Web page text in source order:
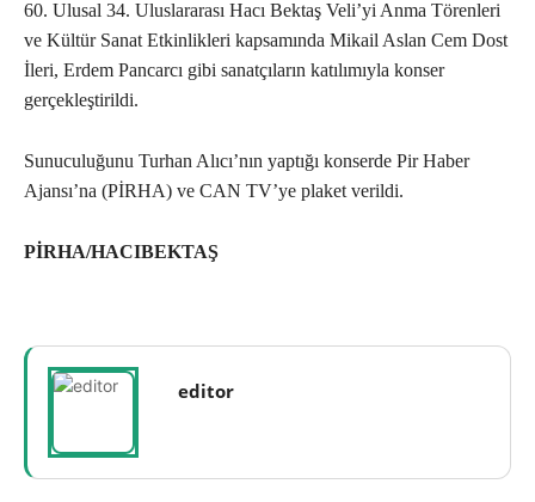
60. Ulusal 34. Uluslararası Hacı Bektaş Veli’yi Anma Törenleri
ve Kültür Sanat Etkinlikleri kapsamında Mikail Aslan Cem Dost
İleri, Erdem Pancarcı gibi sanatçıların katılımıyla konser
gerçekleştirildi.
Sunuculuğunu Turhan Alıcı’nın yaptığı konserde Pir Haber
Ajansı’na (PİRHA) ve CAN TV’ye plaket verildi.
PİRHA/HACIBEKTAŞ
editor